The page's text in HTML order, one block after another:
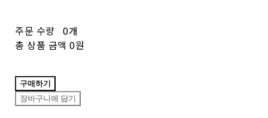
주문 수량 0개
총 상품 금액 0원
구매하기
장바구니에 담기